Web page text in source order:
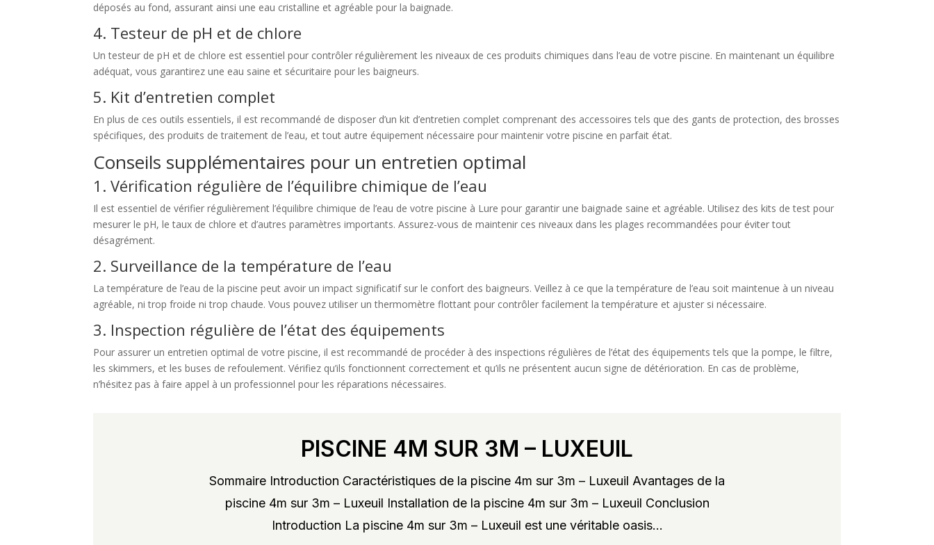
déposés au fond, assurant ainsi une eau cristalline et agréable pour la baignade.
4. Testeur de pH et de chlore
Un testeur de pH et de chlore est essentiel pour contrôler régulièrement les niveaux de ces produits chimiques dans l’eau de votre piscine. En maintenant un équilibre
adéquat, vous garantirez une eau saine et sécuritaire pour les baigneurs.
5. Kit d’entretien complet
En plus de ces outils essentiels, il est recommandé de disposer d’un kit d’entretien complet comprenant des accessoires tels que des gants de protection, des brosses
spécifiques, des produits de traitement de l’eau, et tout autre équipement nécessaire pour maintenir votre piscine en parfait état.
Conseils supplémentaires pour un entretien optimal
1. Vérification régulière de l’équilibre chimique de l’eau
Il est essentiel de vérifier régulièrement l’équilibre chimique de l’eau de votre piscine à Lure pour garantir une baignade saine et agréable. Utilisez des kits de test pour
mesurer le pH, le taux de chlore et d’autres paramètres importants. Assurez-vous de maintenir ces niveaux dans les plages recommandées pour éviter tout
désagrément.
2. Surveillance de la température de l’eau
La température de l’eau de la piscine peut avoir un impact significatif sur le confort des baigneurs. Veillez à ce que la température de l’eau soit maintenue à un niveau
agréable, ni trop froide ni trop chaude. Vous pouvez utiliser un thermomètre flottant pour contrôler facilement la température et ajuster si nécessaire.
3. Inspection régulière de l’état des équipements
Pour assurer un entretien optimal de votre piscine, il est recommandé de procéder à des inspections régulières de l’état des équipements tels que la pompe, le filtre,
les skimmers, et les buses de refoulement. Vérifiez qu’ils fonctionnent correctement et qu’ils ne présentent aucun signe de détérioration. En cas de problème,
n’hésitez pas à faire appel à un professionnel pour les réparations nécessaires.
PISCINE 4M SUR 3M – LUXEUIL
Sommaire Introduction Caractéristiques de la piscine 4m sur 3m – Luxeuil Avantages de la
piscine 4m sur 3m – Luxeuil Installation de la piscine 4m sur 3m – Luxeuil Conclusion
Introduction La piscine 4m sur 3m – Luxeuil est une véritable oasis...